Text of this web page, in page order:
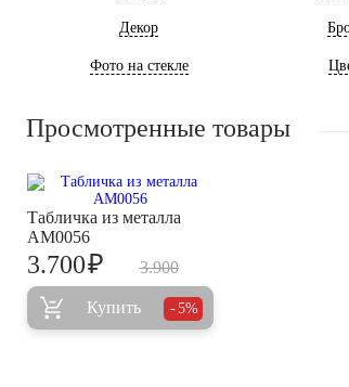
Декор
Фото на стекле
Просмотренные товары
Табличка из металла
AM0056
3.900
3.700₽
Купить 5%